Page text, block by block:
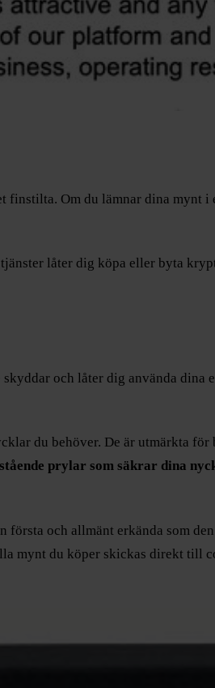
Om du lämnar dina mynt i
tjänster låter dig köpa eller byta
och låter dig använda
du behöver. De är utmärkta
prylar som säkrar dina
och allmänt erkända som
mynt du köper skickas direkt till